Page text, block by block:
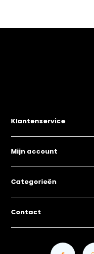
Klantenservice
Mijn account
Categorieën
Contact